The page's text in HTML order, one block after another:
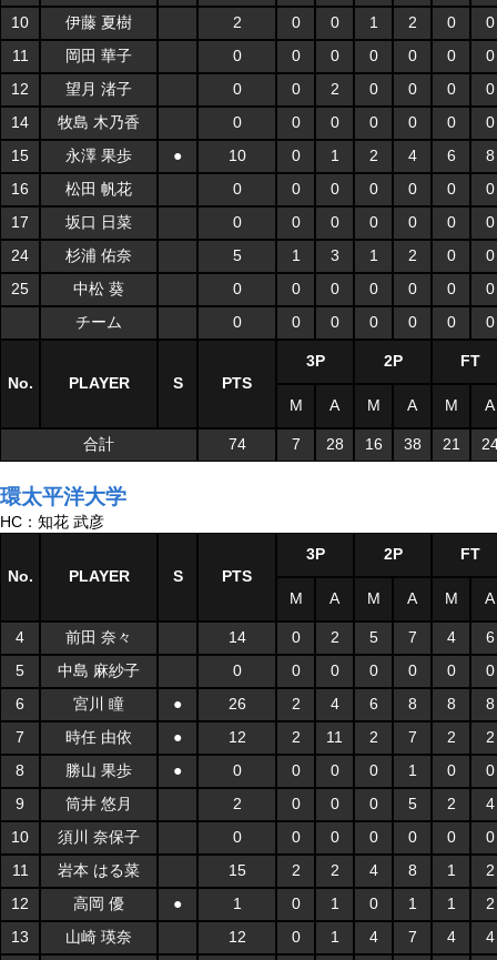
10
伊藤 夏樹 2 0 0 1 2 0
0
11
岡田 華子 0 0 0 0 0 0
0
12
望月 渚子 0 0 2 0 0 0
0
14
牧島 木乃香 0 0 0 0 0 0
0
15
永澤 果歩 ● 10 0 1 2 4 6
8
16
松田 帆花 0 0 0 0 0 0
0
17
坂口 日菜 0 0 0 0 0 0
0
24
杉浦 佑奈 5 1 3 1 2 0
0
25
中松 葵 0 0 0 0 0 0
0
チーム
0 0 0 0 0 0 0
No. PLAYER S PTS
3P 2P FT
M A M A M A
合計 74 7 28 16 38 21
環太平洋大学
HC：知花 武彦
No. PLAYER S PTS
3P 2P FT
M A M A M A
4 前田 奈々 14 0 2 5 7 4
6
5
中島 麻紗子 0 0 0 0 0 0
0
6
宮川 瞳 ● 26 2 4 6 8 8
8
7
時任 由依 ● 12 2 11 2 7 2
2
8
勝山 果歩 ● 0 0 0 0 1 0
0
9
筒井 悠月 2 0 0 0 5 2
4
10
須川 奈保子 0 0 0 0 0 0
0
11
岩本 はる菜 15 2 2 4 8 1
2
12
高岡 優 ● 1 0 1 0 1 1
2
13
山崎 瑛奈 12 0 1 4 7 4
4